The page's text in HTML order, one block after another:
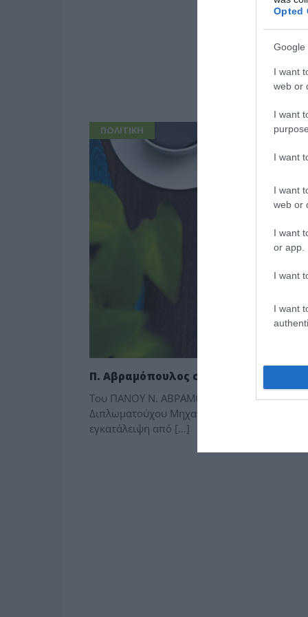
Opted
Google
I want
web or
I want
I want
I want
web or
I want
or app.
I want
I want
ΠΟΛΙΤΙΚΗ
Π. Αβραμόπουλος στο “Π”: Η οδυνηρή
Του ΠΑΝΟΥ Ν. ΑΒΡΑΜΟΠΟΥΛΟΥ Αν.
Διπλωματούχου Μηχανικού ΕΜΠ Η ελληνική
εγκατάλειψη από […]